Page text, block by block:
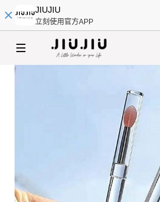
JIUJIU
立刻使用官方APP